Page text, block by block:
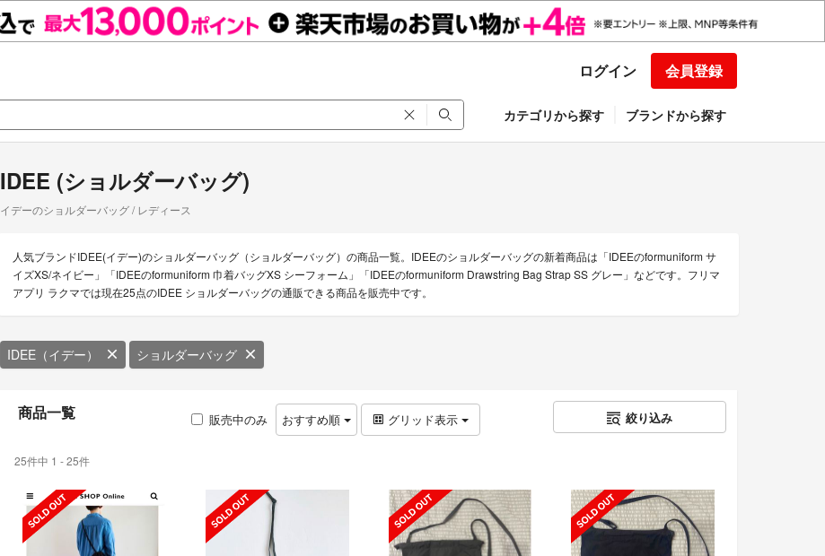
ログイン 会員登録
カテゴリから探す ブランドから探す
IDEE (ショルダーバッグ)
イデーのショルダーバッグ / レディース
人気ブランドIDEE(イデー)のショルダーバッグ（ショルダーバッグ）の商品一覧。IDEEのショルダーバッグの新着商品は「IDEEのformuniform サ
イズXS/ネイビー」「IDEEのformuniform 巾着バッグXS シーフォーム」「IDEEのformuniform Drawstring Bag Strap SS グレー」などです。フリマ
アプリ ラクマでは現在25点のIDEE ショルダーバッグの通販できる商品を販売中です。
IDEE（イデー） ショルダーバッグ
商品一覧 販売中のみ おすすめ順 グリッド表示 絞り込み
25件中 1 - 25件